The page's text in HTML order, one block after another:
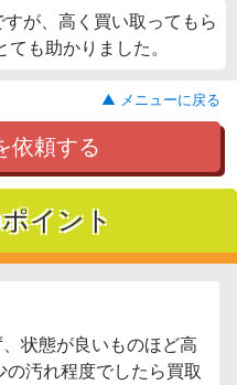
が、高く買い取ってもら
も助かりました。
▲ メニューに戻る
依頼する
イント
状態が良いものほど高
汚れ程度でしたら買取